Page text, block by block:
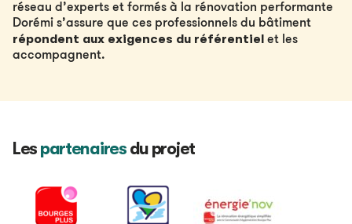
réseau d’experts et formés à la rénovation performante
Dorémi s’assure que ces professionnels du bâtiment
répondent aux exigences du référentiel et les
accompagnent.
Les partenairesdu projet